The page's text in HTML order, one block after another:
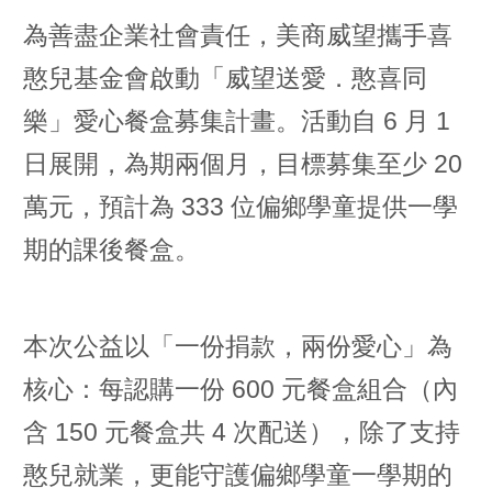
為善盡企業社會責任，美商威望攜手喜
憨兒基金會啟動「威望送愛．憨喜同
樂」愛心餐盒募集計畫。活動自 6 月 1
日展開，為期兩個月，目標募集至少 20
萬元，預計為 333 位偏鄉學童提供一學
期的課後餐盒。
本次公益以「一份捐款，兩份愛心」為
核心：每認購一份 600 元餐盒組合（內
含 150 元餐盒共 4 次配送），除了支持
憨兒就業，更能守護偏鄉學童一學期的